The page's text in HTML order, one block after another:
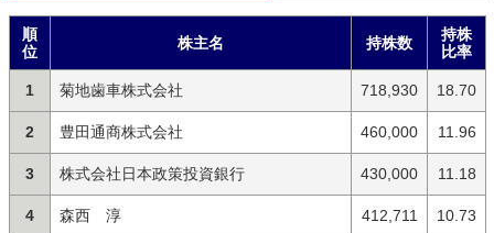
順
位
株主名 持株数
持株
比率
1 菊地歯車株式会社 718,930 18.70
2 豊田通商株式会社 460,000 11.96
3 株式会社日本政策投資銀行 430,000 11.18
4 森西 淳 412,711 10.73